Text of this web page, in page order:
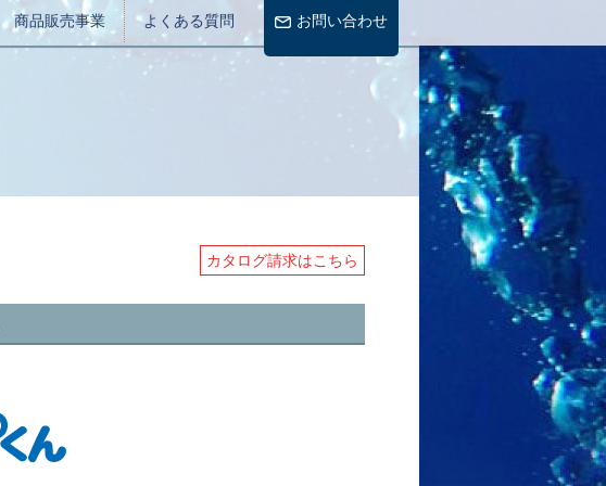
商品販売事業 よくある質問 お問い合わせ
カタログ請求はこちら